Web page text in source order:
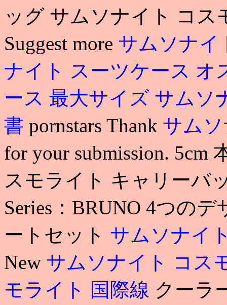
ッグ サムソナイト コ
Suggest more サムソナイ
ナイト スーツケース オ
ース 最大サイズ サムソ
書 pornstars Thank サム
for your submission. 5cm
スモライト キャリーバ
Series：BRUNO 4つの
ートセット サムソナイ
New サムソナイト コス
モライト 国際線 クーラ